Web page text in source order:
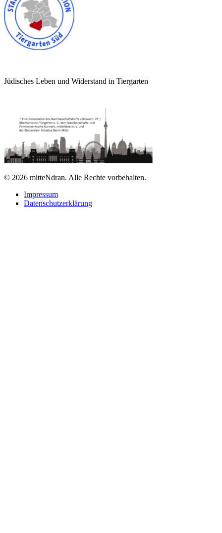
Jüdisches Leben und Widerstand in Tiergarten
© 2026 mitteNdran. Alle Rechte vorbehalten.
Impressum
Datenschutzerklärung